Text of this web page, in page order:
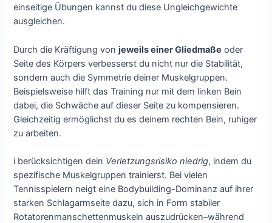
einseitige Übungen kannst du diese Ungleichgewichte
ausgleichen.
Durch die Kräftigung vonjeweils einer Gliedmaße oder
Seite des Körpers verbesserst du nicht nur die Stabilität,
sondern auch die Symmetrie deiner Muskelgruppen.
Beispielsweise hilft das Training nur mit dem linken Bein
dabei, die Schwäche auf dieser Seite zu kompensieren.
Gleichzeitig ermöglichst du es deinem rechten Bein, ruhiger
zu arbeiten.
i berücksichtigen dein Verletzungsrisiko niedrig, indem du
spezifische Muskelgruppen trainierst. Bei vielen
Tennisspielern neigt eine Bodybuilding-Dominanz auf ihrer
starken Schlagarmseite dazu, sich in Form stabiler
Rotatorenmanschettenmuskeln auszudrücken–während